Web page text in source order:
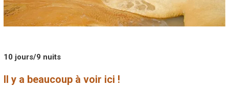
10 jours/9 nuits
Il y a beaucoup à voir ici !